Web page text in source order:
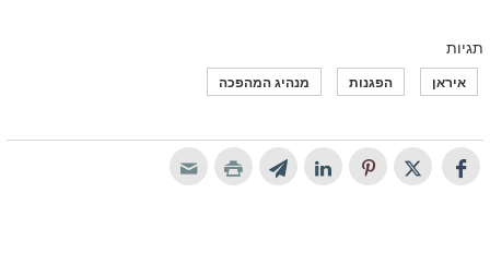
תגיות
איראן הפגנות מנהיג המהפכה